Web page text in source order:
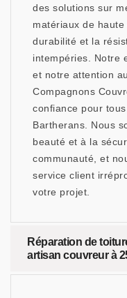
des solutions sur
matériaux de
durabilité et la
intempéries. Notre
et notre attention
Compagnons
confiance pour
Bartherans. Nous
beauté et à la
communauté, et
service client
votre projet.
Réparation de
artisan couvreur à